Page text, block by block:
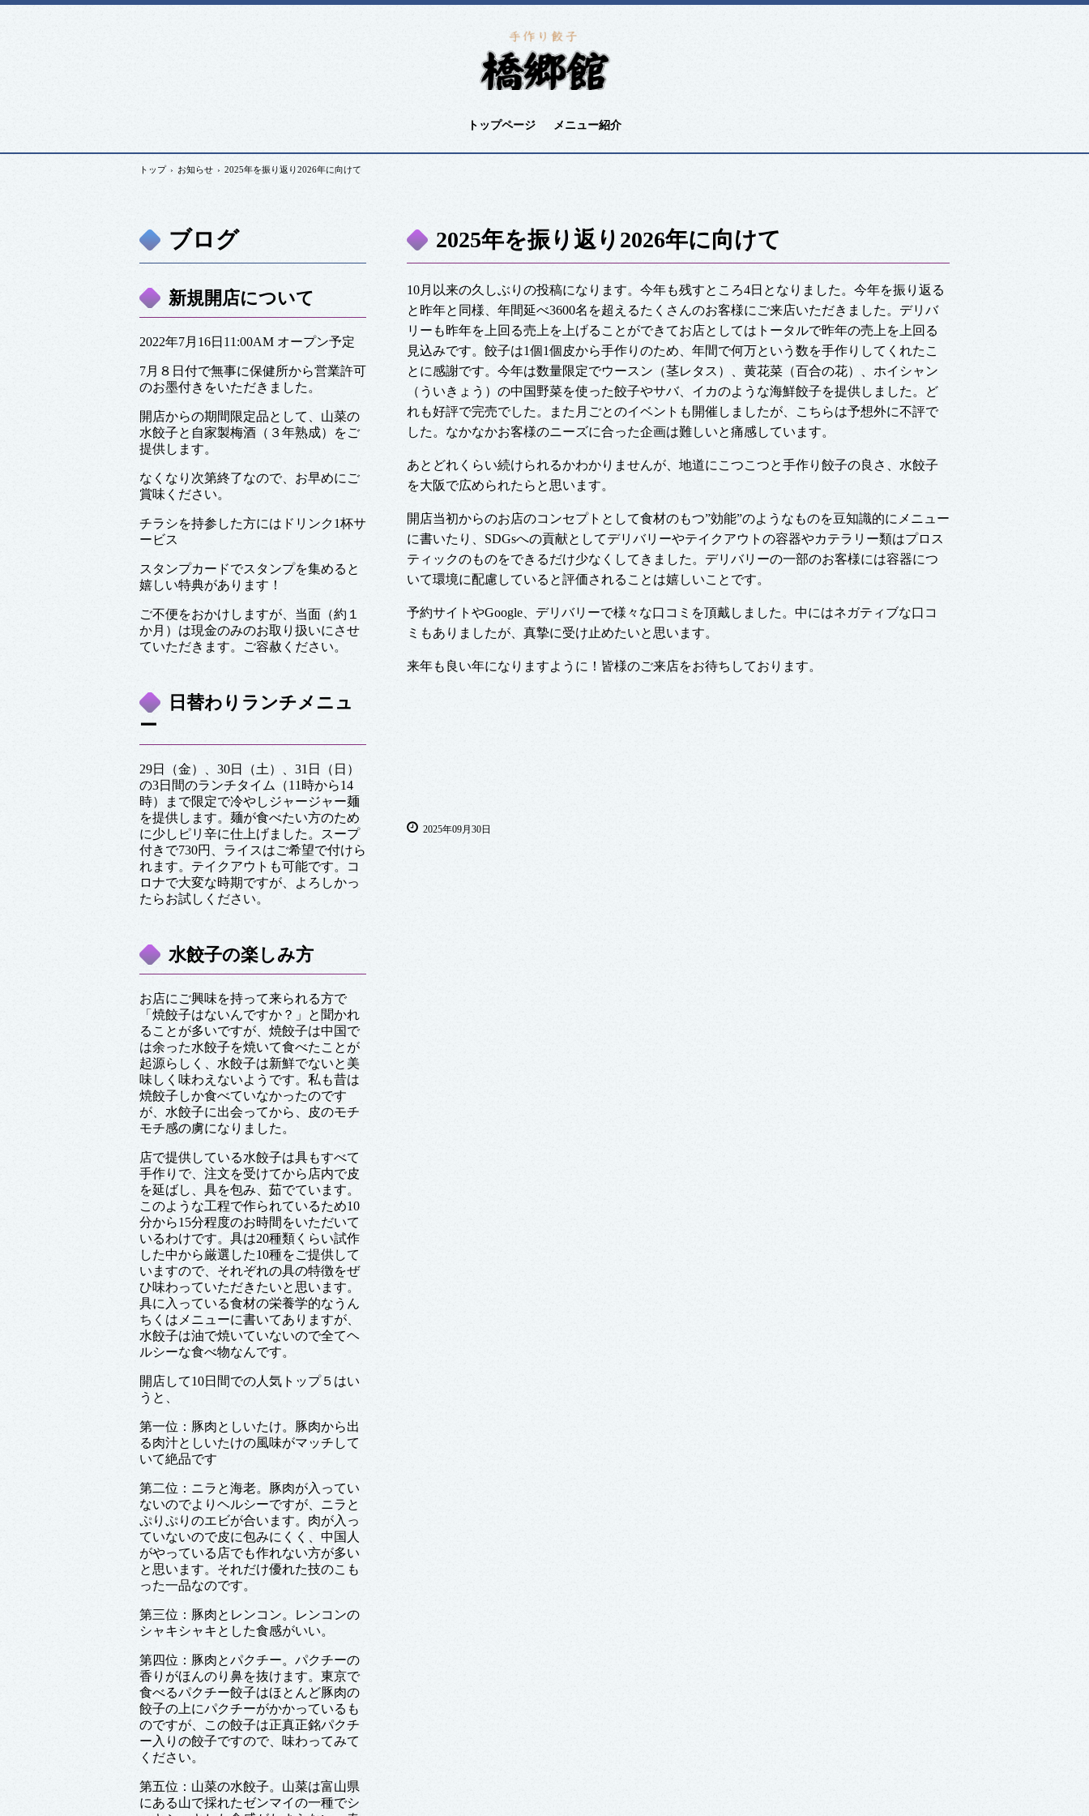
トップページ メニュー紹介
トップ › お知らせ › 2025年を振り返り2026年に向けて
2025年を振り返り2026年に向けて
10月以来の久しぶりの投稿になります。今年も残すところ4日となりました。今年を振り返る
と昨年と同様、年間延べ3600名を超えるたくさんのお客様にご来店いただきました。デリバ
リーも昨年を上回る売上を上げることができてお店としてはトータルで昨年の売上を上回る
見込みです。餃子は1個1個皮から手作りのため、年間で何万という数を手作りしてくれたこ
とに感謝です。今年は数量限定でウースン（茎レタス）、黄花菜（百合の花）、ホイシャン
（ういきょう）の中国野菜を使った餃子やサバ、イカのような海鮮餃子を提供しました。ど
れも好評で完売でした。また月ごとのイベントも開催しましたが、こちらは予想外に不評で
した。なかなかお客様のニーズに合った企画は難しいと痛感しています。
あとどれくらい続けられるかわかりませんが、地道にこつこつと手作り餃子の良さ、水餃子
を大阪で広められたらと思います。
開店当初からのお店のコンセプトとして食材のもつ”効能”のようなものを豆知識的にメニュー
に書いたり、SDGsへの貢献としてデリバリーやテイクアウトの容器やカテラリー類はプロス
ティックのものをできるだけ少なくしてきました。デリバリーの一部のお客様には容器につ
いて環境に配慮していると評価されることは嬉しいことです。
予約サイトやGoogle、デリバリーで様々な口コミを頂戴しました。中にはネガティブな口コ
ミもありましたが、真摯に受け止めたいと思います。
来年も良い年になりますように！皆様のご来店をお待ちしております。
2025年09月30日
ブログ
新規開店について
2022年7月16日11:00AM オープン予定
7月８日付で無事に保健所から営業許可
のお墨付きをいただきました。
開店からの期間限定品として、山菜の
水餃子と自家製梅酒（３年熟成）をご
提供します。
なくなり次第終了なので、お早めにご
賞味ください。
チラシを持参した方にはドリンク1杯サ
ービス
スタンプカードでスタンプを集めると
嬉しい特典があります！
ご不便をおかけしますが、当面（約１
か月）は現金のみのお取り扱いにさせ
ていただきます。ご容赦ください。
日替わりランチメニュ
ー
29日（金）、30日（土）、31日（日）
の3日間のランチタイム（11時から14
時）まで限定で冷やしジャージャー麺
を提供します。麺が食べたい方のため
に少しピリ辛に仕上げました。スープ
付きで730円、ライスはご希望で付けら
れます。テイクアウトも可能です。コ
ロナで大変な時期ですが、よろしかっ
たらお試しください。
水餃子の楽しみ方
お店にご興味を持って来られる方で
「焼餃子はないんですか？」と聞かれ
ることが多いですが、焼餃子は中国で
は余った水餃子を焼いて食べたことが
起源らしく、水餃子は新鮮でないと美
味しく味わえないようです。私も昔は
焼餃子しか食べていなかったのです
が、水餃子に出会ってから、皮のモチ
モチ感の虜になりました。
店で提供している水餃子は具もすべて
手作りで、注文を受けてから店内で皮
を延ばし、具を包み、茹でています。
このような工程で作られているため10
分から15分程度のお時間をいただいて
いるわけです。具は20種類くらい試作
した中から厳選した10種をご提供して
いますので、それぞれの具の特徴をぜ
ひ味わっていただきたいと思います。
具に入っている食材の栄養学的なうん
ちくはメニューに書いてありますが、
水餃子は油で焼いていないので全てヘ
ルシーな食べ物なんです。
開店して10日間での人気トップ５はい
うと、
第一位：豚肉としいたけ。豚肉から出
る肉汁としいたけの風味がマッチして
いて絶品です
第二位：ニラと海老。豚肉が入ってい
ないのでよりヘルシーですが、ニラと
ぷりぷりのエビが合います。肉が入っ
ていないので皮に包みにくく、中国人
がやっている店でも作れない方が多い
と思います。それだけ優れた技のこも
った一品なのです。
第三位：豚肉とレンコン。レンコンの
シャキシャキとした食感がいい。
第四位：豚肉とパクチー。パクチーの
香りがほんのり鼻を抜けます。東京で
食べるパクチー餃子はほとんど豚肉の
餃子の上にパクチーがかかっているも
のですが、この餃子は正真正銘パクチ
ー入りの餃子ですので、味わってみて
ください。
第五位：山菜の水餃子。山菜は富山県
にある山で採れたゼンマイの一種でシ